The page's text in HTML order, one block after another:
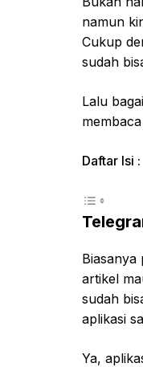
namun
Cukup
sudah
Lalu
Daftar Isi :
Biasanya
artikel
sudah
aplikasi
Ya,